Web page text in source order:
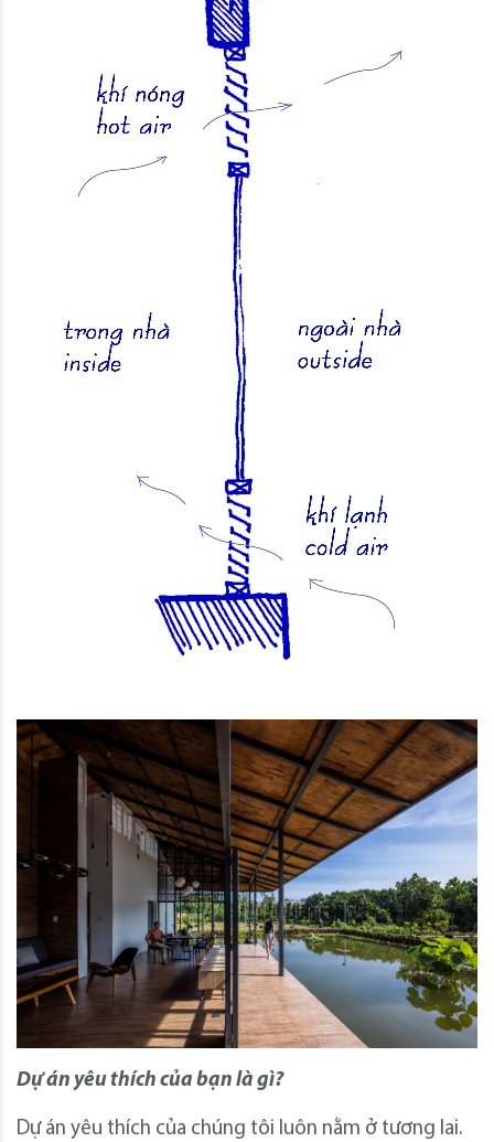
Dự án yêu thích của bạn là gì?
Dự án yêu thích của chúng tôi luôn nằm ở tương lai.